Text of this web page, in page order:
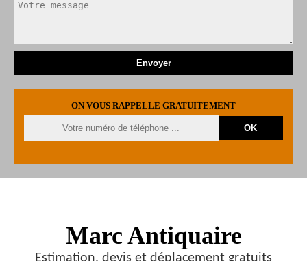
ON VOUS RAPPELLE GRATUITEMENT
Marc Antiquaire
Estimation, devis et déplacement gratuits